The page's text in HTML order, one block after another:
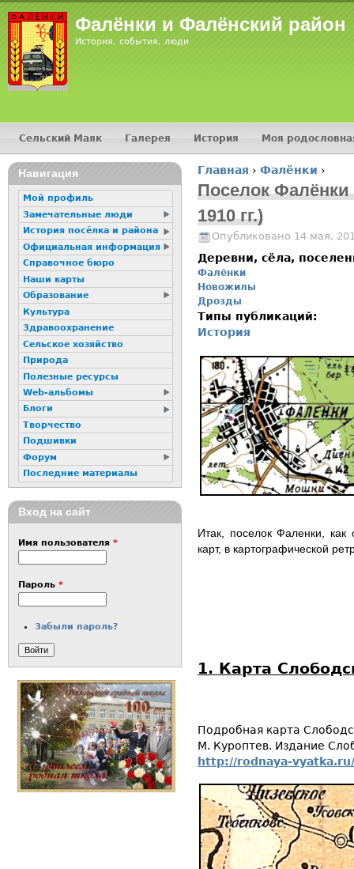
Фалёнки и Фалёнский район
История, события, люди
Вы здесь
Главная › Фалёнки ›
Поселок Фалёнки
1910 гг.)
Опубликовано 14 мая,
Деревни, сёла,
Фалёнки
Новожилы
Дрозды
Типы публикаций:
История
Итак, поселок Фаленки, как
карт, в картографической
1. Карта
Подробная карта
М. Куроптев. Издание
http://rodnaya-
Главное меню
Сельский Маяк Галерея История Моя
16+
Навигация
Мой профиль
Замечательные люди
История посёлка и района
Официальная информация
Справочное бюро
Наши карты
Образование
Культура
Здравоохранение
Сельское хозяйство
Природа
Полезные ресурсы
Web-альбомы
Блоги
Творчество
Подшивки
Форум
Последние материалы
Вход на сайт
Имя пользователя *
Пароль *
Забыли пароль?